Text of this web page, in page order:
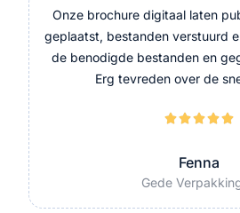
Onze brochure digitaal laten
geplaatst, bestanden verstuurd
de benodigde bestanden en
Erg tevreden over de

Fenna
Gede